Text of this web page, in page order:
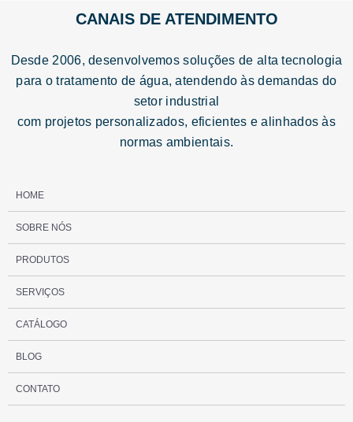
CANAIS DE ATENDIMENTO
Desde 2006, desenvolvemos soluções de alta tecnologia
para o tratamento de água, atendendo às demandas do
setor industrial
com projetos personalizados, eficientes e alinhados às
normas ambientais.
HOME
SOBRE NÓS
PRODUTOS
SERVIÇOS
CATÁLOGO
BLOG
CONTATO